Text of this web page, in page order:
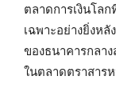
ตลาดการเงินโล
เฉพาะอย่างยิ่งห
ของธนาคารกลา
ในตลาดตราสา